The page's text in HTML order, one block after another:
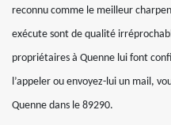
reconnu comme le meilleur
exécute sont de qualité
propriétaires à Quenne lui font
l’appeler ou envoyez-lui un mail,
Quenne dans le 89290.